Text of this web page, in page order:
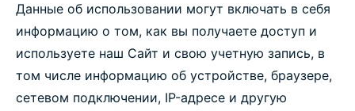
Данные об использовании могут включать в себя
информацию о том, как вы получаете доступ и
используете наш Сайт и свою учетную запись, в
том числе информацию об устройстве, браузере,
сетевом подключении, IP-адресе и другую